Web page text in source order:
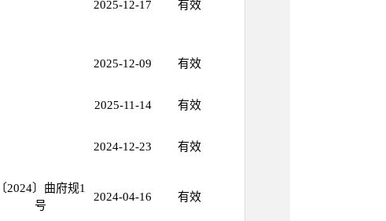
2025-12-17 有效
2025-12-09 有效
2025-11-14 有效
2024-12-23 有效
〔2024〕曲府规1
号
2024-04-16 有效